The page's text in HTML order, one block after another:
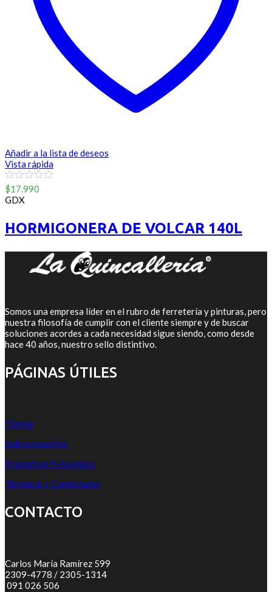
Añadir a la lista de deseos
Vista rápida
0
out
of
$17.990
GDX
HORMIGONERA DE VOLCAR 140L
Somos una empresa líder en el rubro de ferretería y pinturas, pero
nuestra filosofía de cumplir con el cliente siempre y de buscar
soluciones acordes a cada necesidad sigue siendo, como desde
hace 40 años, nuestro sello distintivo.
PÁGINAS ÚTILES
Tienda
Sobre nosotros
Preguntas Frecuentes
Términos y Condiciones
CONTACTO
Carlos María Ramírez 599
2309-4778 / 2305-1314
091 026 506